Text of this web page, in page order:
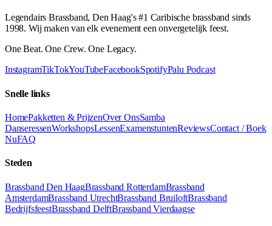
Legendairs Brassband, Den Haag's #1 Caribische brassband sinds
1998. Wij maken van elk evenement een onvergetelijk feest.
One Beat. One Crew. One Legacy.
InstagramTikTokYouTubeFacebookSpotifyPalu Podcast
Snelle links
HomePakketten & PrijzenOver OnsSamba
DanseressenWorkshopsLessenExamenstuntenReviewsContact / Boek
NuFAQ
Steden
Brassband Den HaagBrassband RotterdamBrassband
AmsterdamBrassband UtrechtBrassband BruiloftBrassband
BedrijfsfeestBrassband DelftBrassband Vierdaagse